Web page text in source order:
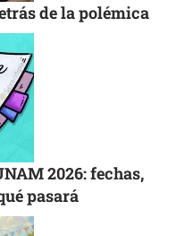
de la polémica
2026: fechas,
pasará